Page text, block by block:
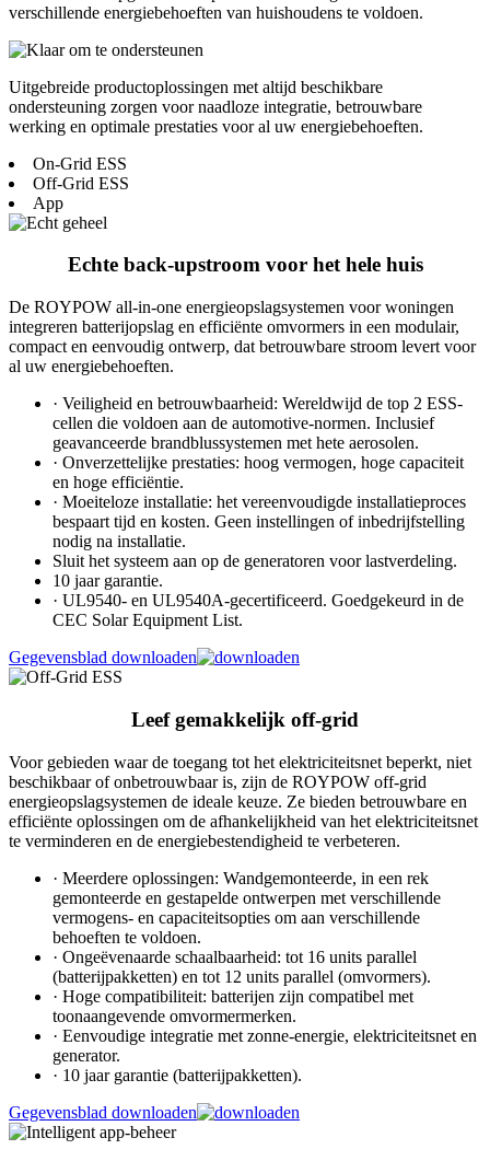
verschillende energiebehoeften van huishoudens te voldoen.
Uitgebreide productoplossingen met altijd beschikbare
ondersteuning zorgen voor naadloze integratie, betrouwbare
werking en optimale prestaties voor al uw energiebehoeften.
On-Grid ESS
Off-Grid ESS
App
Echte back-upstroom voor het hele huis
De ROYPOW all-in-one energieopslagsystemen voor woningen
integreren batterijopslag en efficiënte omvormers in een modulair,
compact en eenvoudig ontwerp, dat betrouwbare stroom levert voor
al uw energiebehoeften.
· Veiligheid en betrouwbaarheid: Wereldwijd de top 2 ESS-
cellen die voldoen aan de automotive-normen. Inclusief
geavanceerde brandblussystemen met hete aerosolen.
· Onverzettelijke prestaties: hoog vermogen, hoge capaciteit
en hoge efficiëntie.
· Moeiteloze installatie: het vereenvoudigde installatieproces
bespaart tijd en kosten. Geen instellingen of inbedrijfstelling
nodig na installatie.
Sluit het systeem aan op de generatoren voor lastverdeling.
10 jaar garantie.
· UL9540- en UL9540A-gecertificeerd. Goedgekeurd in de
CEC Solar Equipment List.
Gegevensblad downloaden
Leef gemakkelijk off-grid
Voor gebieden waar de toegang tot het elektriciteitsnet beperkt, niet
beschikbaar of onbetrouwbaar is, zijn de ROYPOW off-grid
energieopslagsystemen de ideale keuze. Ze bieden betrouwbare en
efficiënte oplossingen om de afhankelijkheid van het elektriciteitsnet
te verminderen en de energiebestendigheid te verbeteren.
· Meerdere oplossingen: Wandgemonteerde, in een rek
gemonteerde en gestapelde ontwerpen met verschillende
vermogens- en capaciteitsopties om aan verschillende
behoeften te voldoen.
· Ongeëvenaarde schaalbaarheid: tot 16 units parallel
(batterijpakketten) en tot 12 units parallel (omvormers).
· Hoge compatibiliteit: batterijen zijn compatibel met
toonaangevende omvormermerken.
· Eenvoudige integratie met zonne-energie, elektriciteitsnet en
generator.
· 10 jaar garantie (batterijpakketten).
Gegevensblad downloaden